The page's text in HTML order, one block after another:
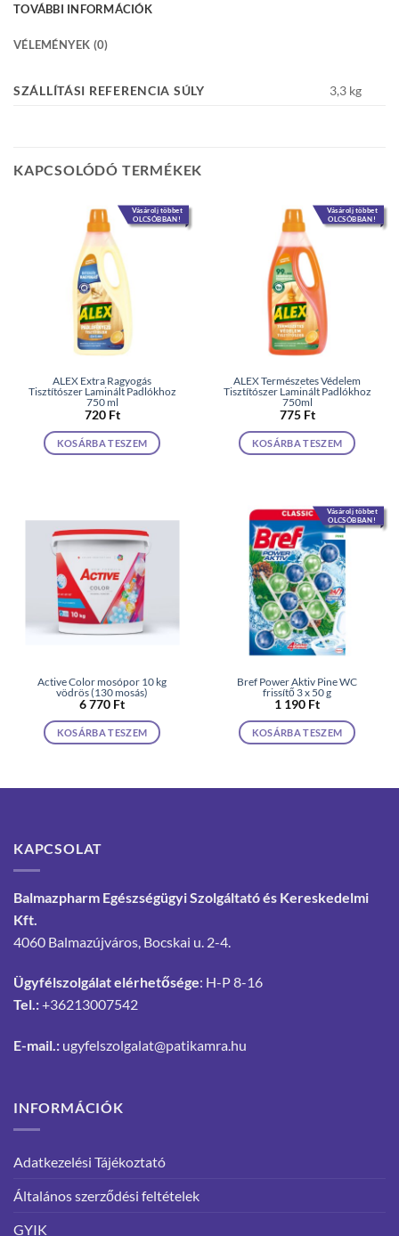
TOVÁBBI INFORMÁCIÓK
VÉLEMÉNYEK (0)
SZÁLLÍTÁSI REFERENCIA SÚLY 3,3 kg
KAPCSOLÓDÓ TERMÉKEK
Vásárolj többet
OLCSÓBBAN!
ALEX Extra Ragyogás
Tisztítószer Laminált Padlókhoz
750 ml
720 Ft
KOSÁRBA TESZEM
Vásárolj többet
OLCSÓBBAN!
ALEX Természetes Védelem
Tisztítószer Laminált Padlókhoz
750ml
775 Ft
KOSÁRBA TESZEM
Active Color mosópor 10 kg
vödrös (130 mosás)
6 770 Ft
KOSÁRBA TESZEM
Vásárolj többet
OLCSÓBBAN!
Bref Power Aktiv Pine WC
frissítő 3 x 50 g
1 190 Ft
KOSÁRBA TESZEM
KAPCSOLAT
Balmazpharm Egészségügyi Szolgáltató és Kereskedelmi
Kft.
4060 Balmazújváros, Bocskai u. 2-4.
Ügyfélszolgálat elérhetősége: H-P 8-16
Tel.:+36213007542
E-mail.: ugyfelszolgalat@patikamra.hu
INFORMÁCIÓK
Adatkezelési Tájékoztató
Általános szerződési feltételek
GYIK